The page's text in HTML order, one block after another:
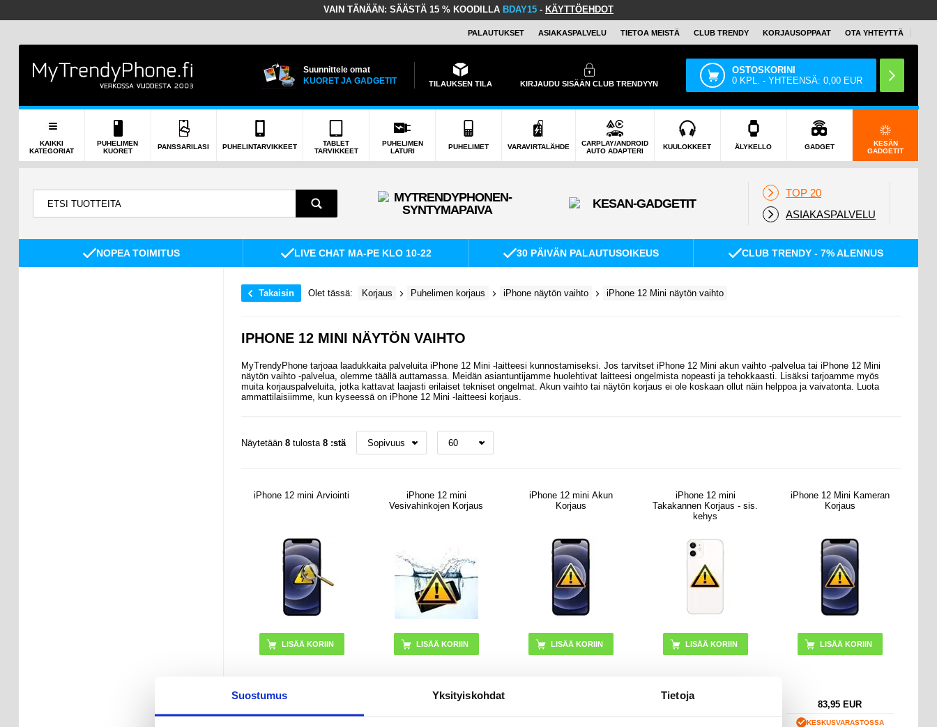
Suostumus Yksityiskohdat Tietoja
VAIN TÄNÄÄN: SÄÄSTÄ 15 % KOODILLA BDAY15 - KÄYTTÖEHDOT
PALAUTUKSET ASIAKASPALVELU TIETOA MEISTÄ CLUB TRENDY KORJAUSOPPAAT OTA YHTEYTTÄ
Suunnittele omat
KUORET JA GADGETIT
TILAUKSEN TILA KIRJAUDU SISÄÄN CLUB TRENDYYN
OSTOSKORINI
0 KPL. - YHTEENSÄ:0,00 EUR
KAIKKI
KATEGORIAT
PUHELIMEN
KUORET
PANSSARILASI PUHELINTARVIKKEET
TABLET
TARVIKKEET
PUHELIMEN
LATURI
PUHELIMET VARAVIRTALÄHDE
CARPLAY/ANDROID
AUTO ADAPTERI
KUULOKKEET ÄLYKELLO GADGET
KESÄN
GADGETIT
TOP 20
ASIAKASPALVELU
NOPEA TOIMITUS LIVE CHAT MA-PE KLO 10-22 30 PÄIVÄN PALAUTUSOIKEUS CLUB TRENDY - 7% ALENNUS
Takaisin Olet tässä: Korjaus Puhelimen korjaus iPhone näytön vaihto iPhone 12 Mini näytön vaihto
IPHONE 12 MINI NÄYTÖN VAIHTO
MyTrendyPhone tarjoaa laadukkaita palveluita iPhone 12 Mini -laitteesi kunnostamiseksi. Jos tarvitset iPhone 12 Mini akun vaihto-palvelua tai iPhone 12 Mini
näytön vaihto -palvelua, olemme täällä auttamassa. Meidän asiantuntijamme huolehtivat laitteesi ongelmista nopeasti ja tehokkaasti. Lisäksi tarjoamme myös
muita korjauspalveluita, jotka kattavat laajasti erilaiset tekniset ongelmat. Akun vaihto tai näytön korjaus ei ole koskaan ollut näin helppoa ja vaivatonta. Luota
ammattilaisiimme, kun kyseessä on iPhone 12 Mini -laitteesi korjaus.
Näytetään 8tulosta 8 :stä
iPhone 12 mini Arviointi
iPhone 12 mini
Vesivahinkojen Korjaus
EUR
iPhone 12 mini Akun
Korjaus
iPhone 12 mini
Takakannen Korjaus - sis.
kehys
LISÄÄ KORIIN
201,95
iPhone 12 Mini Kameran
Korjaus
83,95 EUR
KESKUSVARASTOSSA